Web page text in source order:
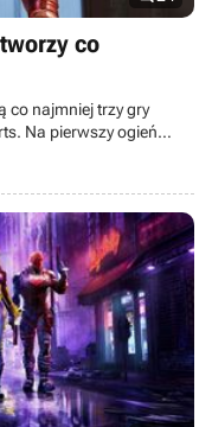
tworzy co
co najmniej trzy gry
Na pierwszy ogień